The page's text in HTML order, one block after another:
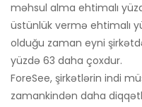
məhsul alma ehtimalı
üstünlük vermə ehtimalı
olduğu zaman eyni
yüzdə 63 daha çoxdur.
ForeSee, şirkətlərin indi
zamankindən daha